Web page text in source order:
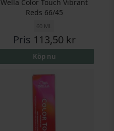
Wella Color Touch Vibrant
Reds 66/45
60 ML
Pris 113,50 kr
Köp nu